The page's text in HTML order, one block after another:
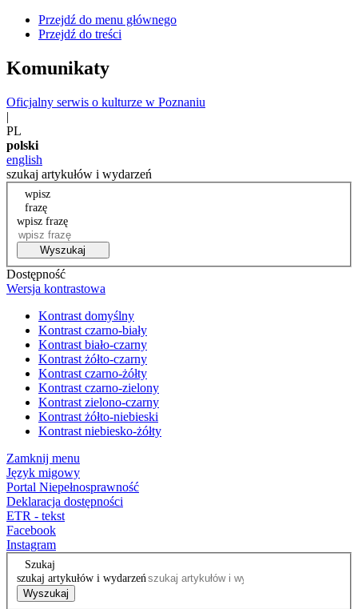
Przejdź do menu głównego
Przejdź do treści
Komunikaty
Oficjalny serwis o kulturze w Poznaniu
|
PL
polski
english
szukaj artykułów i wydarzeń
wpisz
frazę
wpisz frazę
Wyszukaj
Dostępność
Wersja kontrastowa
Kontrast domyślny
Kontrast czarno-biały
Kontrast biało-czarny
Kontrast żółto-czarny
Kontrast czarno-żółty
Kontrast czarno-zielony
Kontrast zielono-czarny
Kontrast żółto-niebieski
Kontrast niebiesko-żółty
Zamknij menu
Język migowy
Portal Niepełnosprawność
Deklaracja dostępności
ETR - tekst
Facebook
Instagram
Szukaj
szukaj artykułów i wydarzeń
Wyszukaj